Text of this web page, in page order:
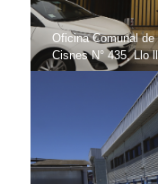
Oficina Comunal
Cisnes N° 435, Llo